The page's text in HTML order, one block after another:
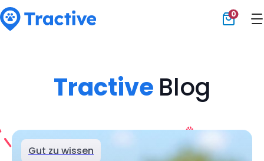
0
Tractive Blog
Gut zu wissen